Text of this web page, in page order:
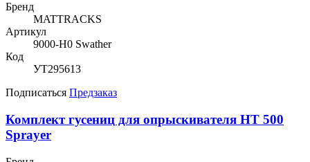
Бренд
MATTRACKS
Артикул
9000-H0 Swather
Код
УТ295613
Подписаться Предзаказ
Комплект гусениц для опрыскивателя HT 500
Sprayer